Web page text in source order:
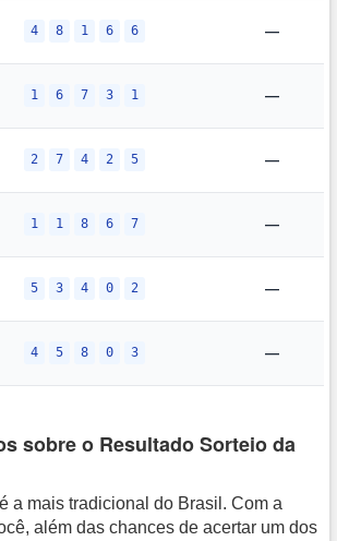
4 8 1 6 6 —
1 6 7 3 1 —
2 7 4 2 5 —
1 1 8 6 7 —
5 3 4 0 2 —
4 5 8 0 3 —
sobre o Resultado Sorteio da
a mais tradicional do Brasil. Com a
além das chances de acertar um dos